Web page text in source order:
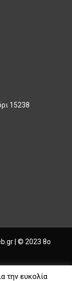
15238
| © 2023 8ο
την ευκολία